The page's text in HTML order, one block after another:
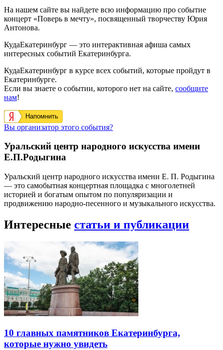
На нашем сайте вы найдете всю информацию про событие
концерт «Поверь в мечту», посвященный творчеству Юрия
Антонова.
КудаЕкатеринбург — это интерактивная афиша самых
интересных событий Екатеринбурга.
КудаЕкатеринбург в курсе всех событий, которые пройдут в
Екатеринбурге.
Если вы знаете о событии, которого нет на сайте, сообщите
нам!
Напомнить
Вы организатор этого события?
Уральский центр народного искусства имени
Е.П.Родыгина
Уральский центр народного искусства имени Е. П. Родыгина
— это самобытная концертная площадка с многолетней
историей и богатым опытом по популяризации и
продвижению народно-песенного и музыкального искусства.
Интересные статьи и публикации
10 главных памятников Екатеринбурга,
которые нужно увидеть